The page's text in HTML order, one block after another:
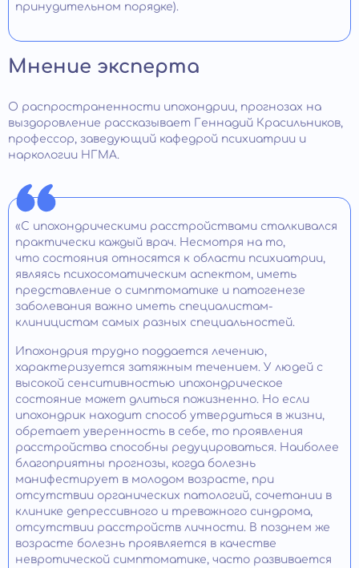
принудительном порядке).
Мнение эксперта
О распространенности ипохондрии, прогнозах на
выздоровление рассказывает Геннадий Красильников,
профессор, заведующий кафедрой психиатрии и
наркологии НГМА.
«С ипохондрическими расстройствами сталкивался
практически каждый врач. Несмотря на то,
что состояния относятся к области психиатрии,
являясь психосоматическим аспектом, иметь
представление о симптоматике и патогенезе
заболевания важно иметь специалистам-
клиницистам самых разных специальностей.
Ипохондрия трудно поддается лечению,
характеризуется затяжным течением. У людей с
высокой сенситивностью ипохондрическое
состояние может длиться пожизненно. Но если
ипохондрик находит способ утвердиться в жизни,
обретает уверенность в себе, то проявления
расстройства способны редуцироваться. Наиболее
благоприятны прогнозы, когда болезнь
манифестирует в молодом возрасте, при
отсутствии органических патологий, сочетании в
клинике депрессивного и тревожного синдрома,
отсутствии расстройств личности. В позднем же
возрасте болезнь проявляется в качестве
невротической симптоматике, часто развивается